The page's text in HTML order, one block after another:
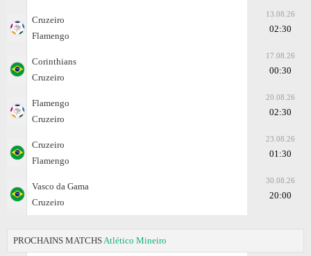
Cruzeiro
Flamengo
13.08.26
02:30
Corinthians
Cruzeiro
17.08.26
00:30
Flamengo
Cruzeiro
20.08.26
02:30
Cruzeiro
Flamengo
23.08.26
01:30
Vasco da Gama
Cruzeiro
30.08.26
20:00
PROCHAINS MATCHS Atlético Mineiro